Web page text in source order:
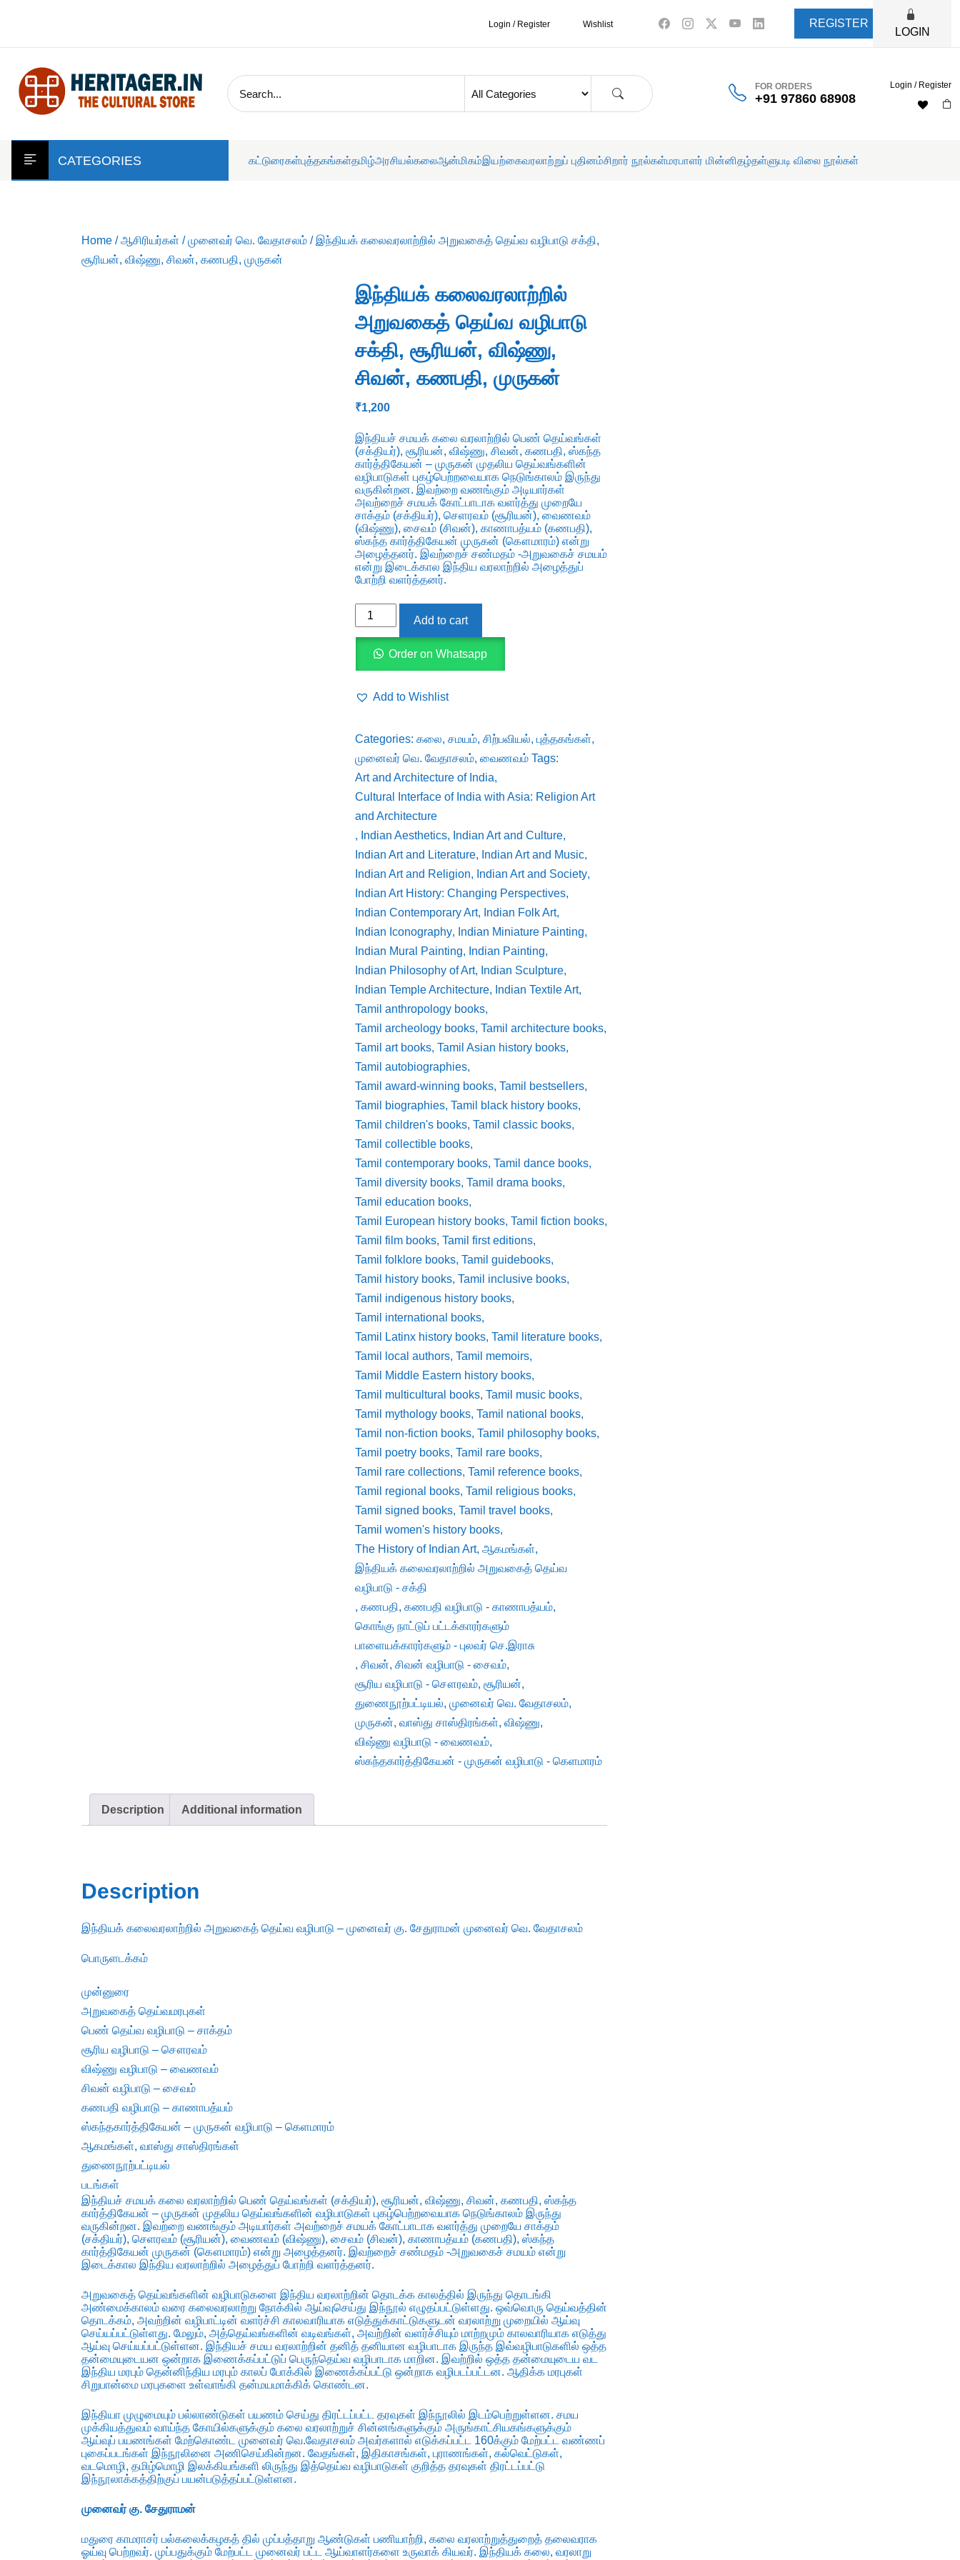
Login / Register Wishlist REGISTER
LOGIN
FOR ORDERS
+91 97860 68908
Login / Register
CATEGORIES கட்டுரைகள்புத்தகங்கள்தமிழ்அரசியல்கலைஆன்மிகம்இயற்கைவரலாற்றுப் புதினம்சிறார் நூல்கள்மரபாளர் மின்னிதழ்தள்ளுபடி விலை நூல்கள்
Home /ஆசிரியர்கள் /முனைவர் வெ. வேதாசலம் / இந்தியக் கலைவரலாற்றில் அறுவகைத் தெய்வ வழிபாடு சக்தி,
சூரியன், விஷ்ணு, சிவன், கணபதி, முருகன்
இந்தியக் கலைவரலாற்றில்
அறுவகைத் தெய்வ வழிபாடு
சக்தி, சூரியன், விஷ்ணு,
சிவன், கணபதி, முருகன்
₹1,200
இந்தியச் சமயக் கலை வரலாற்றில் பெண் தெய்வங்கள்
(சக்தியர்), சூரியன், விஷ்ணு, சிவன், கணபதி, ஸ்கந்த
கார்த்திகேயன் – முருகன் முதலிய தெய்வங்களின்
வழிபாடுகள் புகழ்பெற்றவையாக நெடுங்காலம் இருந்து
வருகின்றன. இவற்றை வணங்கும் அடியார்கள்
அவற்றைச் சமயக் கோட்பாடாக வளர்த்து முறையே
சாக்தம் (சக்தியர்), செளரவம் (சூரியன்), வைணவம்
(விஷ்ணு), சைவம் (சிவன்), காணாபத்யம் (கணபதி),
ஸ்கந்த கார்த்திகேயன் முருகன் (கௌமாரம்) என்று
அழைத்தனர். இவற்றைச் சண்மதம் -அறுவகைச் சமயம்
என்று இடைக்கால இந்திய வரலாற்றில் அழைத்துப்
போற்றி வளர்த்தனர்.
இந்தியக்
அறுவகைத்
தெய்வ
வழிபாடு
விஷ்ணு,
சிவன்,
Add to cart
Order on Whatsapp
Add to Wishlist
Categories: கலை, சமயம், சிற்பவியல், புத்தகங்கள்,
முனைவர் வெ. வேதாசலம், வைணவம் Tags:
Art and Architecture of India,
Cultural Interface of India with Asia: Religion Art
and Architecture
, Indian Aesthetics, Indian Art and Culture,
Indian Art and Literature, Indian Art and Music,
Indian Art and Religion, Indian Art and Society,
Indian Art History: Changing Perspectives,
Indian Contemporary Art, Indian Folk Art,
Indian Iconography, Indian Miniature Painting,
Indian Mural Painting, Indian Painting,
Indian Philosophy of Art, Indian Sculpture,
Indian Temple Architecture, Indian Textile Art,
Tamil anthropology books,
Tamil archeology books, Tamil architecture books,
Tamil art books, Tamil Asian history books,
Tamil autobiographies,
Tamil award-winning books, Tamil bestsellers,
Tamil biographies, Tamil black history books,
Tamil children's books, Tamil classic books,
Tamil collectible books,
Tamil contemporary books, Tamil dance books,
Tamil diversity books, Tamil drama books,
Tamil education books,
Tamil European history books, Tamil fiction books,
Tamil film books, Tamil first editions,
Tamil folklore books, Tamil guidebooks,
Tamil history books, Tamil inclusive books,
Tamil indigenous history books,
Tamil international books,
Tamil Latinx history books, Tamil literature books,
Tamil local authors, Tamil memoirs,
Tamil Middle Eastern history books,
Tamil multicultural books, Tamil music books,
Tamil mythology books, Tamil national books,
Tamil non-fiction books, Tamil philosophy books,
Tamil poetry books, Tamil rare books,
Tamil rare collections, Tamil reference books,
Tamil regional books, Tamil religious books,
Tamil signed books, Tamil travel books,
Tamil women's history books,
The History of Indian Art, ஆகமங்கள்,
இந்தியக் கலைவரலாற்றில் அறுவகைத் தெய்வ
வழிபாடு - சக்தி
, கணபதி, கணபதி வழிபாடு - காணாபத்யம்,
கொங்கு நாட்டுப் பட்டக்காரர்களும்
பாளையக்காரர்களும் - புலவர் செ.இராசு
, சிவன், சிவன் வழிபாடு - சைவம்,
சூரிய வழிபாடு - சௌரவம், சூரியன்,
துணைநூற்பட்டியல், முனைவர் வெ. வேதாசலம்,
முருகன், வாஸ்து சாஸ்திரங்கள், விஷ்ணு,
விஷ்ணு வழிபாடு - வைணவம்,
ஸ்கந்தகார்த்திகேயன் - முருகன் வழிபாடு - கெளமாரம்
Description Additional information
Description
இந்தியக் கலைவரலாற்றில் அறுவகைத் தெய்வ வழிபாடு – முனைவர் கு. சேதுராமன் முனைவர் வெ. வேதாசலம்
பொருளடக்கம்
முன்னுரை
அறுவகைத் தெய்வமரபுகள்
பெண் தெய்வ வழிபாடு – சாக்தம்
சூரிய வழிபாடு – சௌரவம்
விஷ்ணு வழிபாடு – வைணவம்
சிவன் வழிபாடு – சைவம்
கணபதி வழிபாடு – காணாபத்யம்
ஸ்கந்தகார்த்திகேயன் – முருகன் வழிபாடு – கெளமாரம்
ஆகமங்கள், வாஸ்து சாஸ்திரங்கள்
துணைநூற்பட்டியல்
படங்கள்
இந்தியச் சமயக் கலை வரலாற்றில் பெண் தெய்வங்கள் (சக்தியர்), சூரியன், விஷ்ணு, சிவன், கணபதி, ஸ்கந்த
கார்த்திகேயன் – முருகன் முதலிய தெய்வங்களின் வழிபாடுகள் புகழ்பெற்றவையாக நெடுங்காலம் இருந்து
வருகின்றன. இவற்றை வணங்கும் அடியார்கள் அவற்றைச் சமயக் கோட்பாடாக வளர்த்து முறையே சாக்தம்
(சக்தியர்), செளரவம் (சூரியன்), வைணவம் (விஷ்ணு), சைவம் (சிவன்), காணாபத்யம் (கணபதி), ஸ்கந்த
கார்த்திகேயன் முருகன் (கௌமாரம்) என்று அழைத்தனர். இவற்றைச் சண்மதம் -அறுவகைச் சமயம் என்று
இடைக்கால இந்திய வரலாற்றில் அழைத்துப் போற்றி வளர்த்தனர்.
அறுவகைத் தெய்வங்களின் வழிபாடுகளை இந்திய வரலாற்றின் தொடக்க காலத்தில் இருந்து தொடங்கி
அண்மைக்காலம் வரை கலைவரலாற்று நோக்கில் ஆய்வுசெய்து இந்நூல் எழுதப்பட்டுள்ளது. ஒவ்வொரு தெய்வத்தின்
தொடக்கம், அவற்றின் வழிபாட்டின் வளர்ச்சி காலவாரியாக எடுத்துக்காட்டுகளுடன் வரலாற்று முறையில் ஆய்வு
செய்யப்பட்டுள்ளது. மேலும், அத்தெய்வங்களின் வடிவங்கள், அவற்றின் வளர்ச்சியும் மாற்றமும் காலவாரியாக எடுத்து
ஆய்வு செய்யப்பட்டுள்ளன. இந்தியச் சமய வரலாற்றின் தனித் தனியான வழிபாடாக இருந்த இவ்வழிபாடுகளில் ஒத்த
தன்மையுடையன ஒன்றாக இணைக்கப்பட்டுப் பெருந்தெய்வ வழிபாடாக மாறின. இவற்றில் ஒத்த தன்மையுடைய வட
இந்திய மரபும் தென்னிந்திய மரபும் காலப் போக்கில் இணைக்கப்பட்டு ஒன்றாக வழிபடப்பட்டன. ஆதிக்க மரபுகள்
சிறுபான்மை மரபுகளை உள்வாங்கி தன்மயமாக்கிக் கொண்டன.
இந்தியா முழுமையும் பல்லாண்டுகள் பயணம் செய்து திரட்டப்பட்ட தரவுகள் இந்நூலில் இடம்பெற்றுள்ளன. சமய
முக்கியத்துவம் வாய்ந்த கோயில்களுக்கும் கலை வரலாற்றுச் சின்னங்களுக்கும் அருங்காட்சியகங்களுக்கும்
ஆய்வுப் பயணங்கள் மேற்கொண்ட முனைவர் வெ.வேதாசலம் அவர்களால் எடுக்கப்பட்ட 160க்கும் மேற்பட்ட வண்ணப்
புகைப்படங்கள் இந்நூலினை அணிசெய்கின்றன. வேதங்கள், இதிகாசங்கள், புராணங்கள், கல்வெட்டுகள்,
வடமொழி, தமிழ்மொழி இலக்கியங்களி லிருந்து இத்தெய்வ வழிபாடுகள் குறித்த தரவுகள் திரட்டப்பட்டு
இந்நூலாக்கத்திற்குப் பயன்படுத்தப்பட்டுள்ளன.
முனைவர் கு. சேதுராமன்
மதுரை காமராசர் பல்கலைக்கழகத் தில் முப்பத்தாறு ஆண்டுகள் பணியாற்றி, கலை வரலாற்றுத்துறைத் தலைவராக
ஓய்வு பெற்றவர். முப்பதுக்கும் மேற்பட்ட முனைவர் பட்ட ஆய்வாளர்களை உருவாக் கியவர். இந்தியக் கலை, வரலாறு